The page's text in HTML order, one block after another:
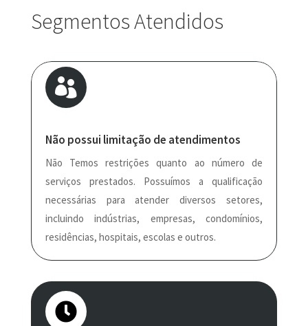
Segmentos Atendidos

Não possui limitação de atendimentos
Não Temos restrições quanto ao número de
serviços prestados. Possuímos a qualificação
necessárias para atender diversos setores,
incluindo indústrias, empresas, condomínios,
residências, hospitais, escolas e outros.
